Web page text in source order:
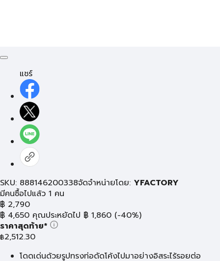
แชร์
SKU: 888146200338จัดจำหน่ายโดย: YFACTORY
มีคนซื้อไปแล้ว 1 คน
฿ 2,790
฿ 4,650 คุณประหยัดไป ฿ 1,860 (-40%)
ราคาสุดท้าย*
฿2,512.30
โดดเด่นด้วยรูปทรงท่อดัดโค้งไปมาอย่างอิสระไร้รอยต่อ